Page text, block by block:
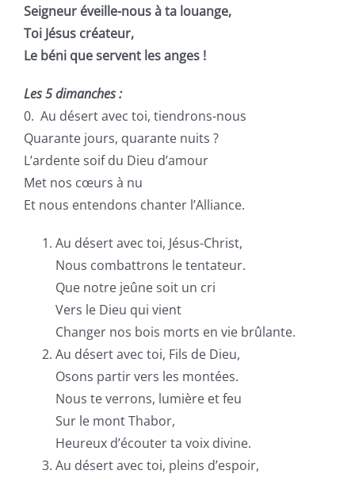
Seigneur éveille-nous à ta louange,
Toi Jésus créateur,
Le béni que servent les anges !
Les 5 dimanches :
0. Au désert avec toi, tiendrons-nous
Quarante jours, quarante nuits ?
L’ardente soif du Dieu d’amour
Met nos cœurs à nu
Et nous entendons chanter l’Alliance.
Au désert avec toi, Jésus-Christ,
Nous combattrons le tentateur.
Que notre jeûne soit un cri
Vers le Dieu qui vient
Changer nos bois morts en vie brûlante.
Au désert avec toi, Fils de Dieu,
Osons partir vers les montées.
Nous te verrons, lumière et feu
Sur le mont Thabor,
Heureux d’écouter ta voix divine.
Au désert avec toi, pleins d’espoir,